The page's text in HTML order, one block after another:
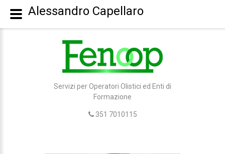
Servizi per Operatori Olistici ed Enti di
Formazione
351 7010115
Alessandro Capellaro